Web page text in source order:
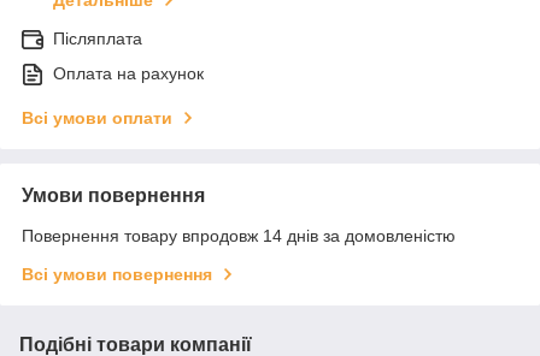
Післяплата
Оплата на рахунок
Всі умови оплати
Умови повернення
Повернення товару впродовж 14 днів за домовленістю
Всі умови повернення
Подібні товари компанії